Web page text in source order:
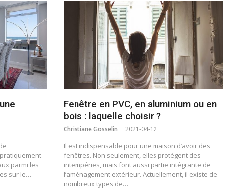
parmi les
sur le…
Fenêtre en PVC, en aluminium ou en
bois : laquelle choisir ?
Christiane Gosselin 2021-04-12
Il est indispensable pour une maison d’avoir des
fenêtres. Non seulement, elles protègent des
intempéries, mais font aussi partie intégrante de
l’aménagement extérieur. Actuellement, il existe de
nombreux types de…